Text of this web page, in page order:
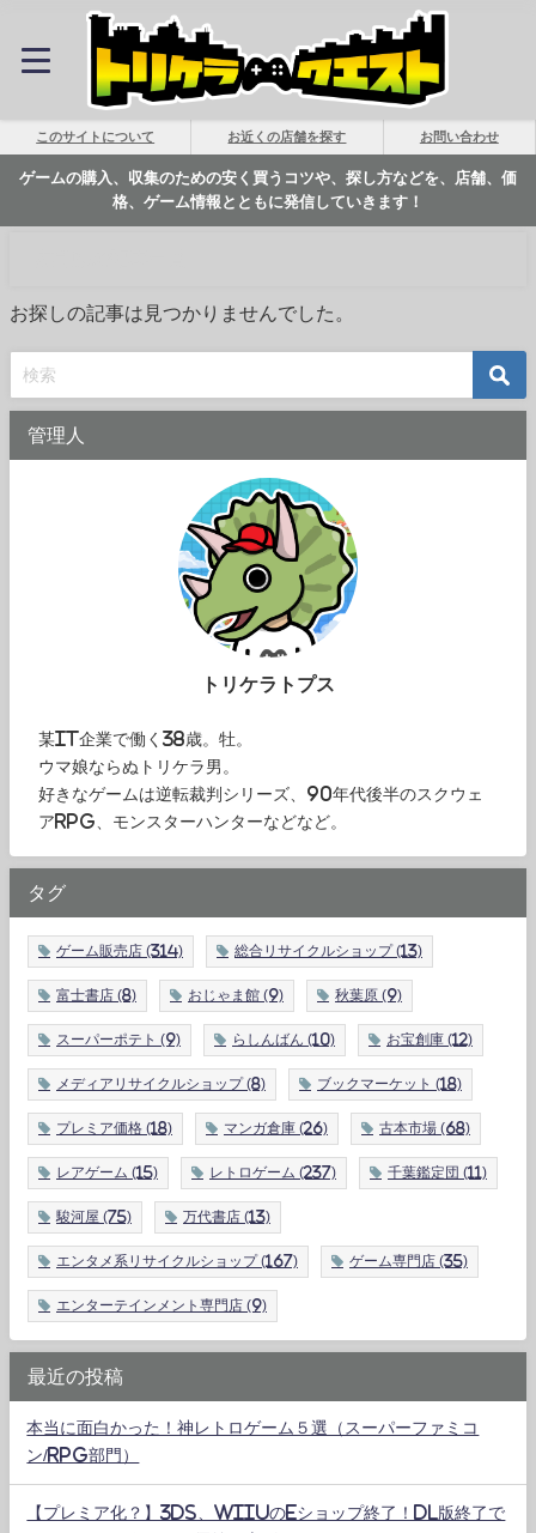
このサイトについて お近くの店舗を探す お問い合わせ
ゲームの購入、収集のための安く買うコツや、探し方などを、店舗、価
格、ゲーム情報とともに発信していきます！
お探しの記事は見つかりませんでした。
管理人
トリケラトプス
某IT企業で働く38歳。牡。
ウマ娘ならぬトリケラ男。
好きなゲームは逆転裁判シリーズ、90年代後半のスクウェ
アRPG、モンスターハンターなどなど。
タグ
ゲーム販売店 (314) 総合リサイクルショップ(13)
富士書店 (8) おじゃま館 (9) 秋葉原 (9)
スーパーポテト (9) らしんばん (10) お宝創庫 (12)
メディアリサイクルショップ(8) ブックマーケット (18)
プレミア価格 (18) マンガ倉庫 (26) 古本市場 (68)
レアゲーム (15) レトロゲーム (237) 千葉鑑定団 (11)
駿河屋 (75) 万代書店 (13)
エンタメ系リサイクルショップ(167) ゲーム専門店 (35)
エンターテインメント専門店 (9)
最近の投稿
本当に面白かった！神レトロゲーム５選（スーパーファミコ
ン/RPG部門）
【プレミア化？】3DS、WiiUのeショップ終了！DL版終了で